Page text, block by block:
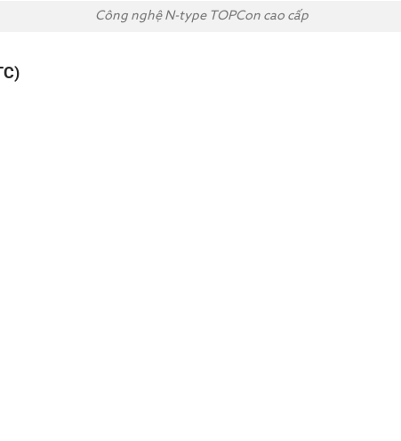
Công nghệ N-type TOPCon cao cấp